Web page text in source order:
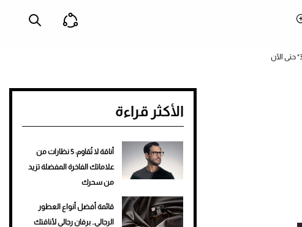
الأكثر قراءة
أناقة لا تُقاوم: 5 نظارات من
علاماتك الفاخرة المفضلة تزيد
من سحرك
قائمة أفضل أنواع العطور
الرجالي.. برفان رجالي لأناقتك